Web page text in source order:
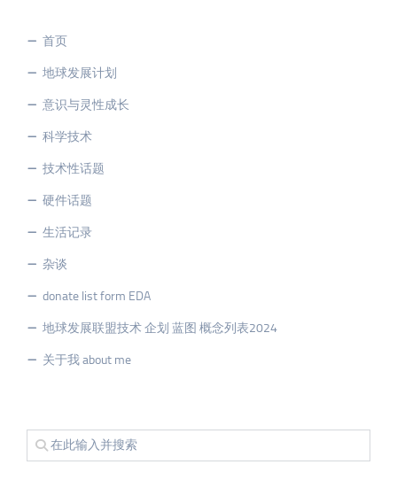
首页
地球发展计划
意识与灵性成长
科学技术
技术性话题
硬件话题
生活记录
杂谈
donate list form EDA
地球发展联盟技术 企划 蓝图 概念列表2024
关于我 about me